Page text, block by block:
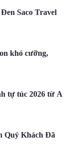
Saco Travel
khó cưỡng,
tự túc 2026 từ A
Quý Khách Đã